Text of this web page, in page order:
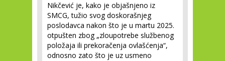
Nikčević je, kako je objašnjeno iz
SMCG, tužio svog doskorašnjeg
poslodavca nakon što je u martu 2025.
otpušten zbog „zloupotrebe službenog
položaja ili prekoračenja ovlašćenja“,
odnosno zato što je uz usmeno